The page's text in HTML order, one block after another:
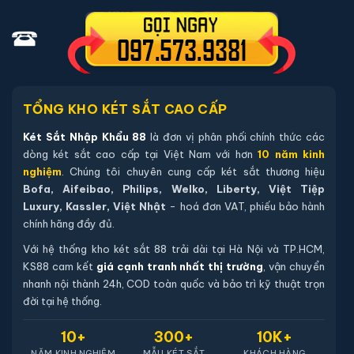
02 chìa khoá cơ chính hãng (chìa thép tôi cao cấp).
04 viên pin Alkaline AA mới chính hãng (đã lắp sẵn, dự
phòng tối thiểu 12 tháng).
Sách hướng dẫn sử dụng tiếng Việt.
Phiếu bảo hành chính hãng (kích hoạt online qua mã sản
phẩm).
Hướng dẫn mua Két sắt Bofa BJ-85TG
App điện thoại vân tay điện tử chính hãng
Mua hàng tại két sắt nhập khẩu 88 bạn có thể
chon lựa những cách sau:
Cách 1: Bạn chọn sản phẩm và ấn vào mua hàng hệ
thống sẽ chuyển đến trang checkout. Ở trang check
out bạn kiểm tra lại thông tin sản phẩm 1 lần nữa. Nếu
những thông tin đã chính xác bạn tiếp tục ấn thanh
toán bạn cần để lại những thông tin cần thiết ở màn
TỔNG KHO KÉT SẮT CAO CẤP
Két Sắt Nhập Khẩu 88 là đơn vị phân phối chính thức các
dòng két sắt cao cấp tại Việt Nam với hơn10 năm kinh
nghiệm . Chúng tôi chuyên cung cấp két sắt thương hiệu
Bofa, Aifeibao, Philips, Welko, Liberty, Việt Tiệp
Luxury, Kassler, Việt Nhật - hoá đơn VAT, phiếu bảo hành
chính hãng đầy đủ.
Với hệ thống kho két sắt 88 trải dài tại Hà Nội và TP.HCM,
KS88 cam kết giá cạnh tranh nhất thị trường , vận chuyển
nhanh nội thành 24h, COD toàn quốc và bảo trì kỹ thuật trọn
đời tại hệ thống.
10+ 300+ 10K+